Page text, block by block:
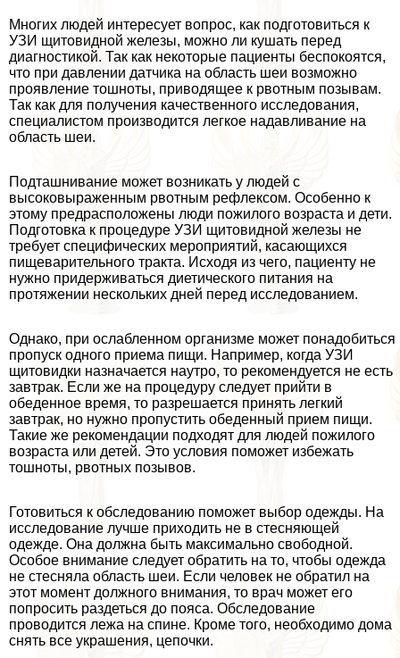
Многих людей интересует вопрос, как подготовиться к
УЗИ щитовидной железы, можно ли кушать перед
диагностикой. Так как некоторые пациенты беспокоятся,
что при давлении датчика на область шеи возможно
проявление тошноты, приводящее к рвотным позывам.
Так как для получения качественного исследования,
специалистом производится легкое надавливание на
область шеи.
Подташнивание может возникать у людей с
высоковыраженным рвотным рефлексом. Особенно к
этому предрасположены люди пожилого возраста и дети.
Подготовка к процедуре УЗИ щитовидной железы не
требует специфических мероприятий, касающихся
пищеварительного тpaкта. Исходя из чего, пациенту не
нужно придерживаться диетического питания на
протяжении нескольких дней перед исследованием.
Однако, при ослабленном организме может понадобиться
пропуск одного приема пищи. Например, когда УЗИ
щитовидки назначается наутро, то рекомендуется не есть
завтpaк. Если же на процедуру следует прийти в
обеденное время, то разрешается принять легкий
завтpaк, но нужно пропустить обеденный прием пищи.
Такие же рекомендации подходят для людей пожилого
возраста или детей. Это условия поможет избежать
тошноты, рвотных позывов.
Готовиться к обследованию поможет выбор одежды. На
исследование лучше приходить не в стесняющей
одежде. Она должна быть максимально свободной.
Особое внимание следует обратить на то, чтобы одежда
не стесняла область шеи. Если человек не обратил на
этот момент должного внимания, то врач может его
попросить раздеться до пояса. Обследование
проводится лежа на спине. Кроме того, необходимо дома
снять все украшения, цепочки.